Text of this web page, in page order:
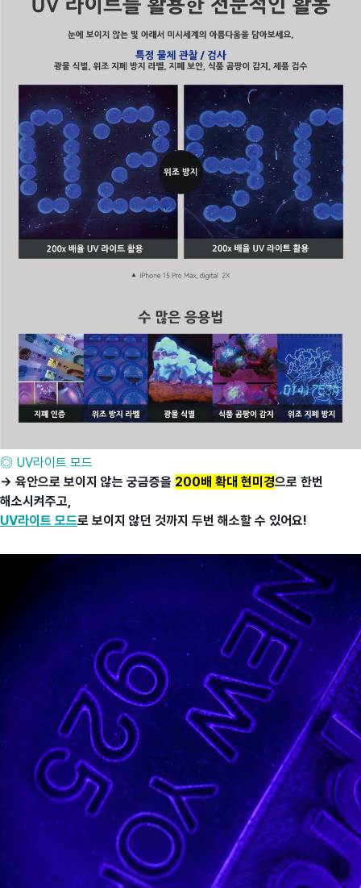
◎ UV라이트 모드
→ 육안으로 보이지 않는 궁금증을 200배 확대 현미경으로 한번
해소시켜주고,
UV라이트 모드로 보이지 않던 것까지 두번 해소할 수 있어요!